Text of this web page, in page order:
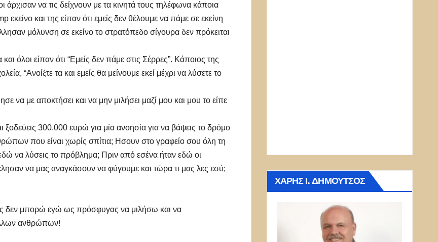
να τις δείχνουν με τα κινητά τους τηλέφωνα κάποια
εκείνο και της είπαν ότι εμείς δεν θέλουμε να πάμε σε εκείνη
μόλυνση σε εκείνο το στρατόπεδο σίγουρα δεν πρόκειται
όλοι είπαν ότι “Εμείς δεν πάμε στις Σέρρες”. Κάποιος της
“Ανοίξτε τα και εμείς θα μείνουμε εκεί μέχρι να λύσετε το
να με αποκτήσει και να μην μιλήσει μαζί μου και μου το είπε
300.000 ευρώ για μία ανοησία για να βάψεις το δρόμο
που είναι χωρίς σπίτια; Hσουν στο γραφείο σου όλη τη
να λύσεις το πρόβλημα; Πριν από εσένα ήταν εδώ οι
να μας αναγκάσουν να φύγουμε και τώρα τι μας λες εσύ;
δεν μπορώ εγώ ως πρόσφυγας να μιλήσω και να
ανθρώπων!
ΧΆΡΗΣ Ι. ΔΗΜΟΎΤΣΟΣ